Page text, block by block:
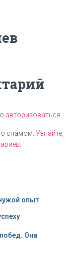
авторизоваться
спамом. Узнайте,
опыт
Она